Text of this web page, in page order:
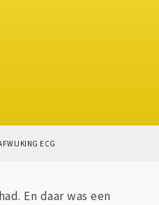
ECG
En daar was een